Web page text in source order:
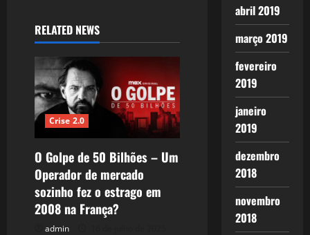
RELATED NEWS
Crise 2.0
O Golpe de 50 Bilhões – Um
Operador de mercado
sozinho fez o estrago em
2008 na França?
admin
abril 2019
março 2019
fevereiro
2019
janeiro
2019
dezembro
2018
novembro
2018